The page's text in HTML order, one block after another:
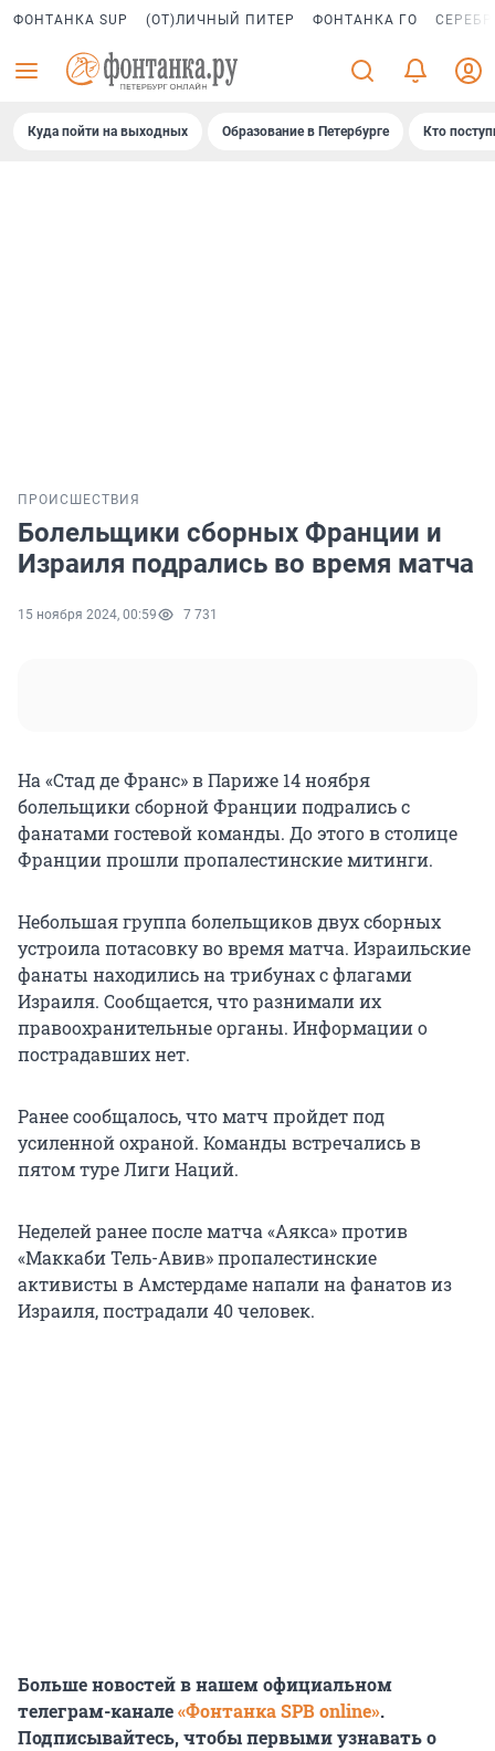
ФОНТАНКА SUP (ОТ)ЛИЧНЫЙ ПИТЕР ФОНТАНКА ГО
Куда пойти на выходных Образование в Петербурге Кто
ПРОИСШЕСТВИЯ
Болельщики сборных Франции и
Израиля подрались во время матча
15 ноября 2024, 00:59 7 731
На «Стад де Франс» в Париже 14 ноября
болельщики сборной Франции подрались с
фанатами гостевой команды. До этого в столице
Франции прошли пропалестинские митинги.
Небольшая группа болельщиков двух сборных
устроила потасовку во время матча. Израильские
фанаты находились на трибунах с флагами
Израиля. Сообщается, что разнимали их
правоохранительные органы. Информации о
пострадавших нет.
Ранее сообщалось, что матч пройдет под
усиленной охраной. Команды встречались в
пятом туре Лиги Наций.
Неделей ранее после матча «Аякса» против
«Маккаби Тель-Авив» пропалестинские
активисты в Амстердаме напали на фанатов из
Израиля, пострадали 40 человек.
Больше новостей в нашем официальном
телеграм-канале«Фонтанка SPB online».
Подписывайтесь, чтобы первыми узнавать о